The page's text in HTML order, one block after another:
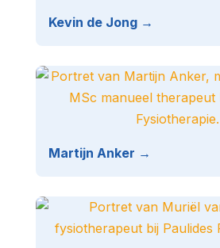
Kevin de Jong →
Martijn Anker →